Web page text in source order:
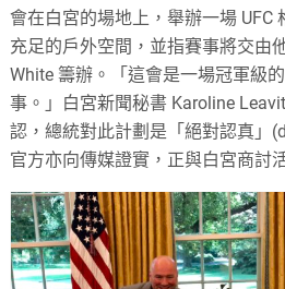
會在白宮的場地上，舉辦一場 UFC
充足的戶外空間，並指賽事將交由
White 籌辦。「這會是一場冠軍級
事。」白宮新聞秘書 Karoline
認，總統對此計劃是「絕對認真」
官方亦向傳媒證實，正與白宮商討